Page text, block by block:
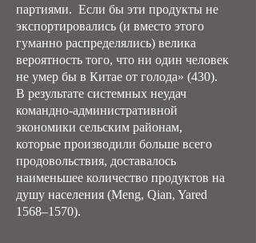
партиями. Если бы эти продукты не
экспортировались (и вместо этого
гуманно распределялись) велика
вероятность того, что ни один человек
не умер бы в Китае от голода» (430).
В результате системных неудач
командно-административной
экономики сельским районам,
которые производили больше всего
продовольствия, доставалось
наименьшее количество продуктов на
душу населения (Meng, Qian, Yared
1568–1570).